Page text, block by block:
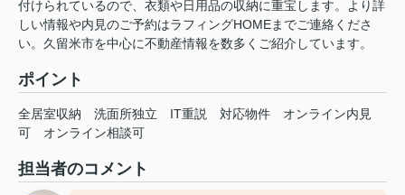
付けられているので、衣類や日用品の収納に重宝します。より詳
しい情報や内見のご予約はラフィングHOMEまでご連絡くださ
い。久留米市を中心に不動産情報を数多くご紹介しています。
ポイント
全居室収納 洗面所独立 IT重説 対応物件
オンライン内見
可
オンライン相談可
担当者のコメント